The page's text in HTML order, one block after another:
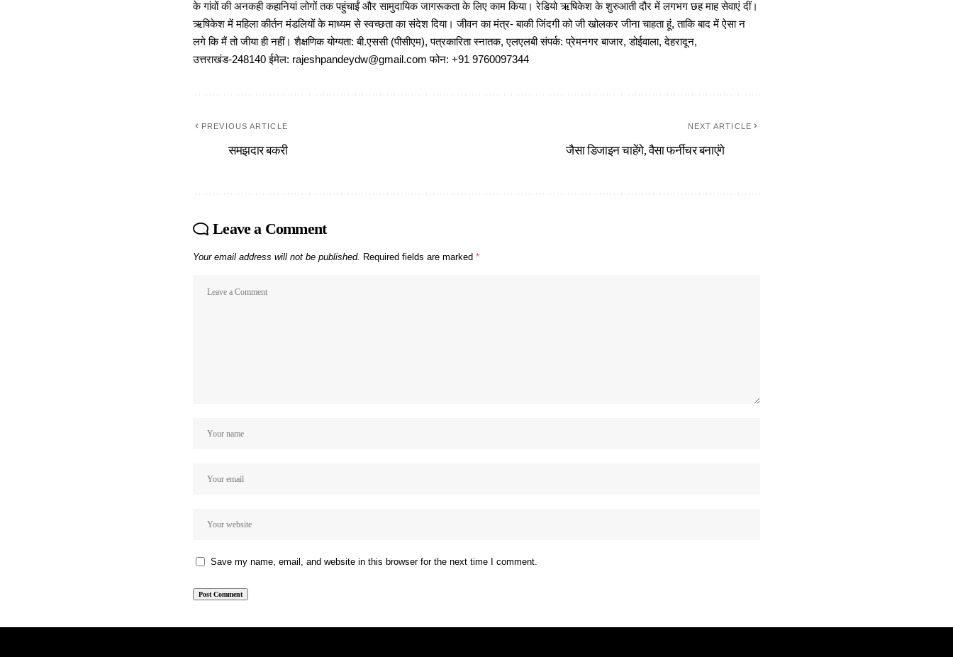
के गांवों की अनकही कहानियां लोगों तक पहुंचाईं और सामुदायिक जागरूकता के लिए काम किया। रेडियो ऋषिकेश के शुरुआती दौर में लगभग छह माह सेवाएं दीं।
ऋषिकेश में महिला कीर्तन मंडलियों के माध्यम से स्वच्छता का संदेश दिया। जीवन का मंत्र- बाकी जिंदगी को जी खोलकर जीना चाहता हूं, ताकि बाद में ऐसा न
लगे कि मैं तो जीया ही नहीं। शैक्षणिक योग्यता: बी.एससी (पीसीएम), पत्रकारिता स्नातक, एलएलबी संपर्क: प्रेमनगर बाजार, डोईवाला, देहरादून,
उत्तराखंड-248140 ईमेल: rajeshpandeydw@gmail.com फोन: +91 9760097344
PREVIOUS ARTICLE
समझदार बकरी
NEXT ARTICLE
जैसा डिजाइन चाहेंगे, वैसा फर्नीचर बनाएंगे
Leave a Comment
Your email address will not be published. Required fields are marked *
Save my name, email, and website in this browser for the next time I comment.